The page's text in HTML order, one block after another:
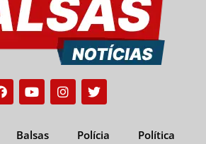
Facebook
YoutubeInstagram
Twitter
Balsas Polícia Política